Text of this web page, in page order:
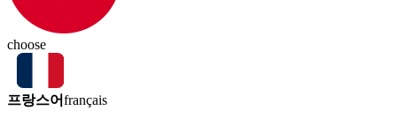
choose
프랑스어français